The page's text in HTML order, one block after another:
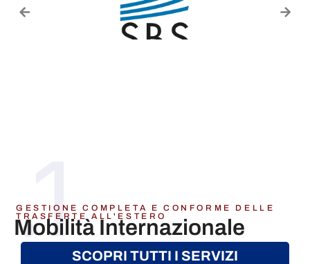
.1
GESTIONE COMPLETA E CONFORME DELLE
TRASFERTE ALL'ESTERO
Mobilità Internazionale
SCOPRI TUTTI I SERVIZI